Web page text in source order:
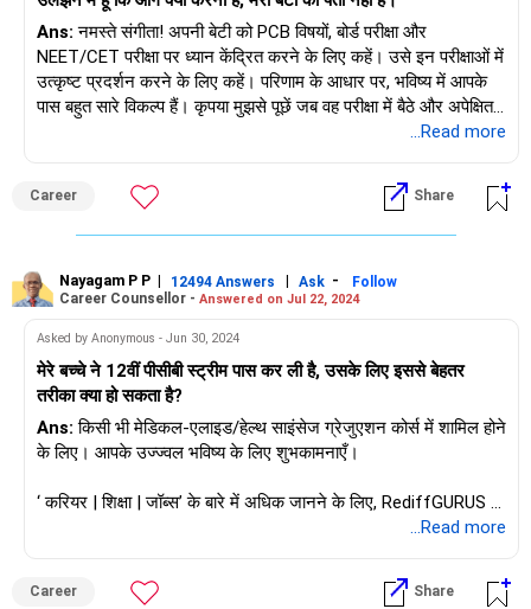
चुन सकते हैं। पर्यावरण विज्ञान, एम.एससी. पर्यावरण विज्ञान, आदि।
फोरेंसिक साइंस: आप बी.एससी. करके फोरेंसिक साइंस में करियर चुन सकते
हैं। फोरेंसिक साइंस में या एम.एससी. फोरेंसिक साइंस में.
फार्मेसी: आप बी.फार्मा या एम.फार्मा करके फार्मेसी में करियर चुन सकते हैं।
Ans: नमस्ते संगीता! अपनी बेटी को PCB विषयों, बोर्ड परीक्षा और
NEET/CET परीक्षा पर ध्यान केंद्रित करने के लिए कहें। उसे इन परीक्षाओं में
उत्कृष्ट प्रदर्शन करने के लिए कहें। परिणाम के आधार पर, भविष्य में आपके
पास बहुत सारे विकल्प हैं। कृपया मुझसे पूछें जब वह परीक्षा में बैठे और अपेक्षित
राधेश्याम झंवर, औरंगाबाद (एमएस)
...Read more
Career Share
Nayagam P P | 12494 Answers | Ask -
Follow
Career Counsellor - Answered on Jul 22, 2024
Asked by Anonymous - Jun 30, 2024
मेरे बच्चे ने 12वीं पीसीबी स्ट्रीम पास कर ली है, उसके लिए इससे बेहतर
तरीका क्या हो सकता है?
Ans: किसी भी मेडिकल-एलाइड/हेल्थ साइंसेज ग्रेजुएशन कोर्स में शामिल होने
के लिए। आपके उज्ज्वल भविष्य के लिए शुभकामनाएँ।
‘ करियर | शिक्षा | जॉब्स’ के बारे में अधिक जानने के लिए, RediffGURUS में
...Read more
Career Share